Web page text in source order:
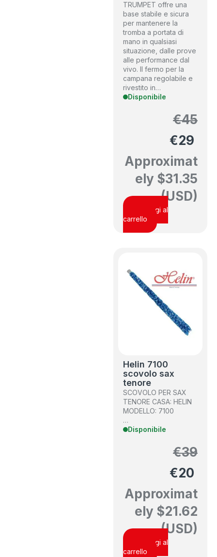
TRUMPET offre una
base stabile e sicura
per mantenere la
tromba a portata di
mano in qualsiasi
situazione, dalle prove
alle performance dal
vivo. Il fermo per la
campana regolabile e
rivestito in…
Disponibile
€45
€29
Approximat
ely $31.35
(USD)
Aggiungi al
carrello
Helin 7100
scovolo sax
tenore
SCOVOLO PER SAX
TENORE CASA: HELIN
MODELLO: 7100
…
Disponibile
€39
€20
Approximat
ely $21.62
(USD)
Aggiungi al
carrello